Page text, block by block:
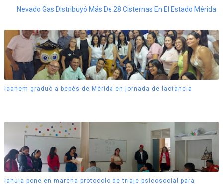
Nevado Gas Distribuyó Más De 28 Cisternas En El Estado Mérida
Iaanem graduó a bebés de Mérida en jornada de lactancia
Iahula pone en marcha protocolo de triaje psicosocial para